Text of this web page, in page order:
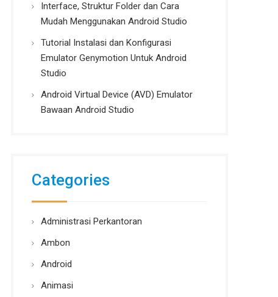
Interface, Struktur Folder dan Cara
Mudah Menggunakan Android Studio
Tutorial Instalasi dan Konfigurasi
Emulator Genymotion Untuk Android
Studio
Android Virtual Device (AVD) Emulator
Bawaan Android Studio
Categories
Administrasi Perkantoran
Ambon
Android
Animasi